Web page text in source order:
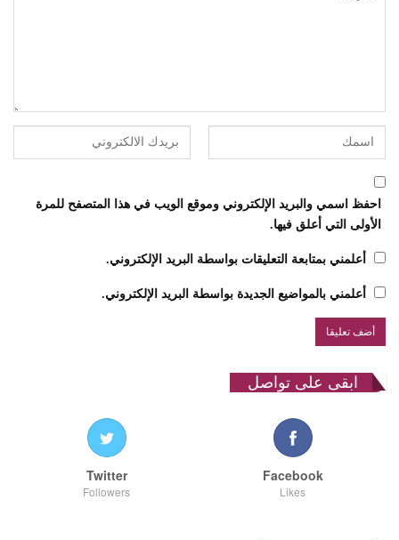
احفظ اسمي والبريد الإلكتروني وموقع الويب في هذا المتصفح للمرة
الأولى التي أعلق فيها.
أعلمني بمتابعة التعليقات بواسطة البريد الإلكتروني.
أعلمني بالمواضيع الجديدة بواسطة البريد الإلكتروني.
ابقى على تواصل
Facebook
Likes
Twitter
Followers